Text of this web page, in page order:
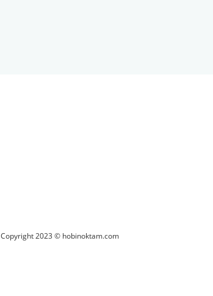
Copyright 2023 © hobinoktam.com